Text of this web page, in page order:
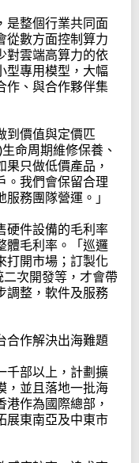
是整個行業共同面
從數方面控制算力
對雲端高算力的依
型專用模型，大幅
作、與合作夥伴集
到價值與定價匹
命周期維修保養、
只做低價產品，
。我們會保留合理
務團隊營運。」
硬件設備的毛利率
體毛利率。「巡邏
打開市場；訂製化
次開發等，才會帶
調整，軟件及服務
作解決出海難題
千部以上，計劃擴
，並且落地一批海
作為國際總部，
展東南亞及中東市